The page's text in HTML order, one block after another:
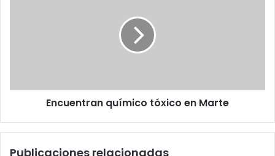
Encuentran químico tóxico en Marte
Publicaciones relacionadas